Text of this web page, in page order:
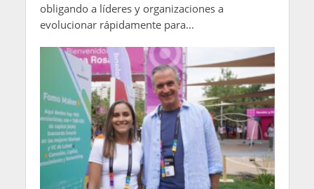
obligando a líderes y organizaciones a
evolucionar rápidamente para...